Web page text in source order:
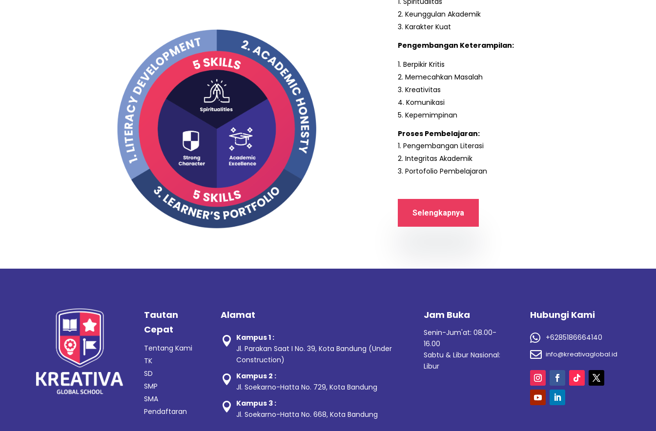
Keunggulan Akademik
Karakter Kuat
Pengembangan Keterampilan:
Berpikir Kritis
Memecahkan Masalah
Kreativitas
Komunikasi
Kepemimpinan
Proses Pembelajaran:
Pengembangan Literasi
Integritas Akademik
Portofolio Pembelajaran
Selengkapnya
Tautan
Cepat
Tentang Kami
TK
SD
SMP
SMA
Pendaftaran
Alamat
 Kampus 1 :
Jl. Parakan Saat I No. 39,Kota Bandung (Under
Construction)
 Kampus 2 :
Jl. Soekarno-Hatta No. 729, Kota Bandung
 Kampus 3 :
Jl. Soekarno-Hatta No. 668, Kota Bandung
Jam Buka
Senin-Jum'at: 08.00-
16.00
Sabtu & Libur Nasional:
Libur
Hubungi Kami
 +6285186664140
 info@kreativaglobal.id